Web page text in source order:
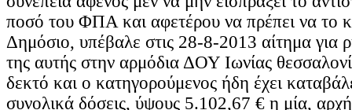
ποσό του ΦΠΑ και αφετέρου να πρέπει να το
Δημόσιο, υπέβαλε στις 28-8-2013 αίτημα για
της αυτής στην αρμόδια ΔΟΥ Ιωνίας
δεκτό και ο κατηγορούμενος ήδη έχει
συνολικά δόσεις, ύψους 5.102,67 € η μία,